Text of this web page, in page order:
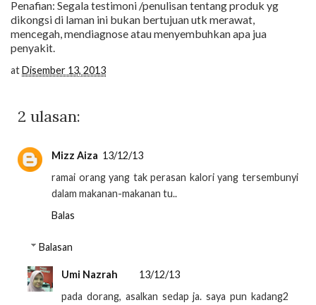
Penafian: Segala testimoni /penulisan tentang produk yg
dikongsi di laman ini bukan bertujuan utk merawat,
mencegah, mendiagnose atau menyembuhkan apa jua
penyakit.
atDisember 13, 2013
2 ulasan:
Mizz Aiza 13/12/13
ramai orang yang tak perasan kalori yang tersembunyi
dalam makanan-makanan tu..
Balas
Balasan
Umi Nazrah
13/12/13
pada dorang, asalkan sedap ja. saya pun kadang2